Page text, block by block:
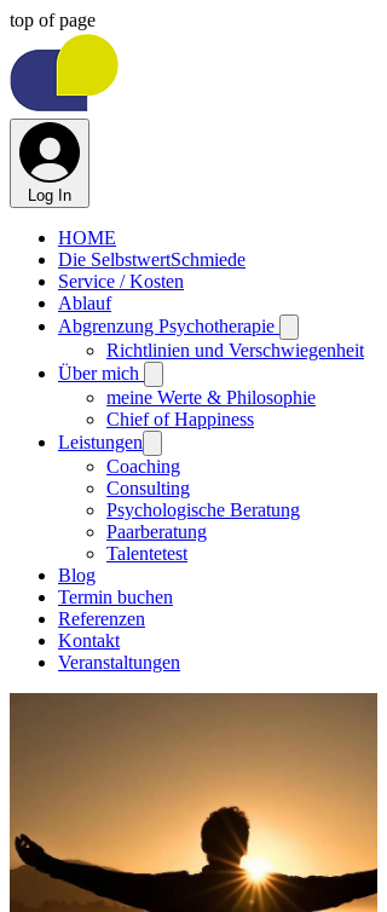
top of page
Log In
HOME
Die SelbstwertSchmiede
Service / Kosten
Ablauf
Abgrenzung Psychotherapie
Richtlinien und Verschwiegenheit
Über mich
meine Werte & Philosophie
Chief of Happiness
Leistungen
Coaching
Consulting
Psychologische Beratung
Paarberatung
Talentetest
Blog
Termin buchen
Referenzen
Kontakt
Veranstaltungen